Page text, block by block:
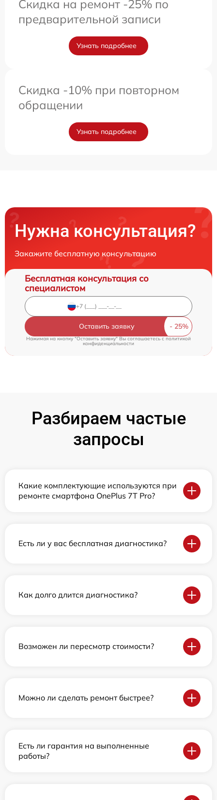
Скидка на ремонт -25% по
предварительной записи
Узнать подробнее
Скидка -10% при повторном
обращении
Узнать подробнее
Нужна консультация?
Закажите бесплатную консультацию
Бесплатная консультация со
специалистом
Оставить заявку
Нажимая на кнопку "Оставить заявку" Вы соглашаетесь cполитикой
конфиденциальности
Разбираем частые
запросы
Какие комплектующие используются при
ремонте смартфона OnePlus 7T Pro?
Есть ли у вас бесплатная диагностика?
Как долго длится диагностика?
Возможен ли пересмотр стоимости?
Можно ли сделать ремонт быстрее?
Есть ли гарантия на выполненные
работы?